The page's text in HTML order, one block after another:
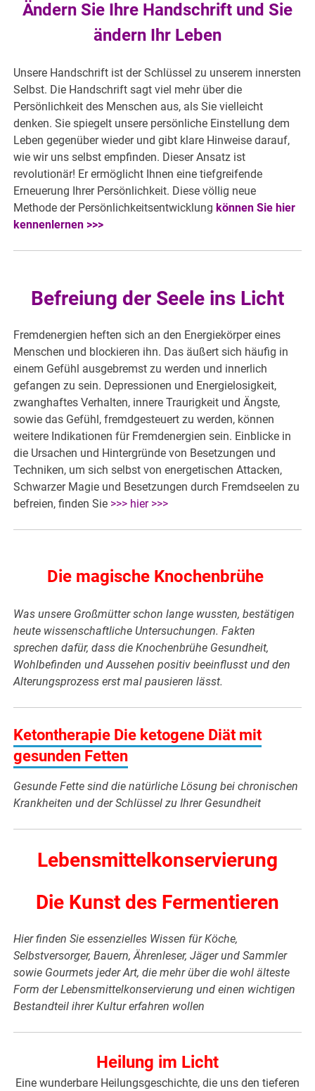
Ändern Sie Ihre Handschrift und Sie
ändern Ihr Leben
Unsere Handschrift ist der Schlüssel zu unserem innersten
Selbst. Die Handschrift sagt viel mehr über die
Persönlichkeit des Menschen aus, als Sie vielleicht
denken. Sie spiegelt unsere persönliche Einstellung dem
Leben gegenüber wieder und gibt klare Hinweise darauf,
wie wir uns selbst empfinden. Dieser Ansatz ist
revolutionär! Er ermöglicht Ihnen eine tiefgreifende
Erneuerung Ihrer Persönlichkeit. Diese völlig neue
Methode der Persönlichkeitsentwicklung können Sie hier
kennenlernen >>>
Befreiung der Seele ins Licht
Fremdenergien heften sich an den Energiekörper eines
Menschen und blockieren ihn. Das äußert sich häufig in
einem Gefühl ausgebremst zu werden und innerlich
gefangen zu sein. Depressionen und Energielosigkeit,
zwanghaftes Verhalten, innere Traurigkeit und Ängste,
sowie das Gefühl, fremdgesteuert zu werden, können
weitere Indikationen für Fremdenergien sein. Einblicke in
die Ursachen und Hintergründe von Besetzungen und
Techniken, um sich selbst von energetischen Attacken,
Schwarzer Magie und Besetzungen durch Fremdseelen zu
befreien, finden Sie >>> hier >>>
Die magische Knochenbrühe
Was unsere Großmütter schon lange wussten, bestätigen
heute wissenschaftliche Untersuchungen. Fakten
sprechen dafür, dass die Knochenbrühe Gesundheit,
Wohlbefinden und Aussehen positiv beeinflusst und den
Alterungsprozess erst mal pausieren lässt.
Ketontherapie Die ketogene Diät mit
gesunden Fetten
Gesunde Fette sind die natürliche Lösung bei chronischen
Krankheiten und der Schlüssel zu Ihrer Gesundheit
Lebensmittelkonservierung
Die Kunst des Fermentieren
Hier finden Sie essenzielles Wissen für Köche,
Selbstversorger, Bauern, Ährenleser, Jäger und Sammler
sowie Gourmets jeder Art, die mehr über die wohl älteste
Form der Lebensmittelkonservierung und einen wichtigen
Bestandteil ihrer Kultur erfahren wollen
Heilung im Licht
Eine wunderbare Heilungsgeschichte, die uns den tieferen